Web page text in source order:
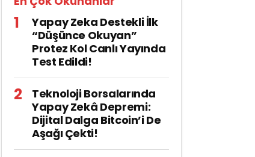
Yapay Zeka Destekli İlk
“Düşünce Okuyan”
Protez Kol Canlı Yayında
Test Edildi!
Teknoloji Borsalarında
Yapay Zekâ Depremi:
Dijital Dalga Bitcoin’i De
Aşağı Çekti!